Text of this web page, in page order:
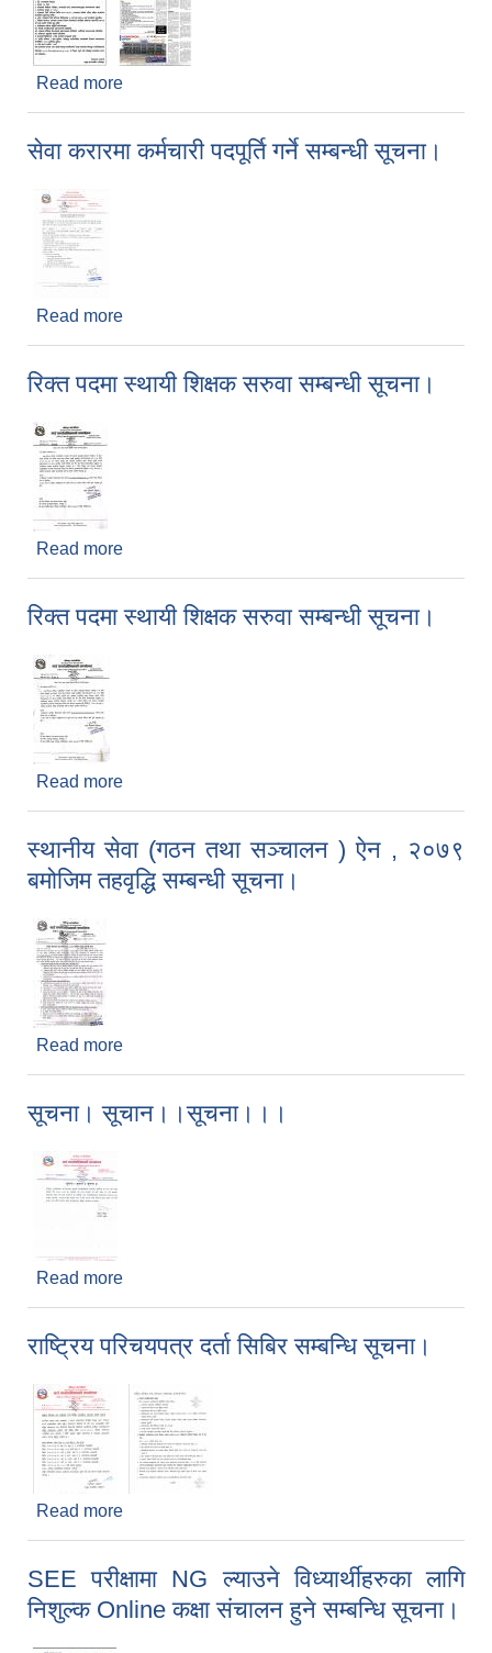
Read more
सेवा करारमा कर्मचारी पदपूर्ति गर्ने सम्बन्धी सूचना।
Read more
रिक्त पदमा स्थायी शिक्षक सरुवा सम्बन्धी सूचना।
Read more
रिक्त पदमा स्थायी शिक्षक सरुवा सम्बन्धी सूचना।
Read more
स्थानीय सेवा (गठन तथा सञ्चालन ) ए‍ेन , २०७९
बमोजिम तहवृद्धि सम्बन्धी सूचना।
Read more
सूचना। सूचान।।सूचना।।।
Read more
राष्ट्रिय परिचयपत्र दर्ता सिबिर सम्बन्धि सूचना।
Read more
SEE परीक्षामा NG ल्याउने विध्यार्थीहरुका लागि
निशुल्क Online कक्षा संचालन हुने सम्बन्धि सूचना।